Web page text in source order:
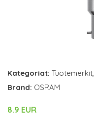
Kategoriat: Tuotemerkit,
Brand: OSRAM
8.9 EUR